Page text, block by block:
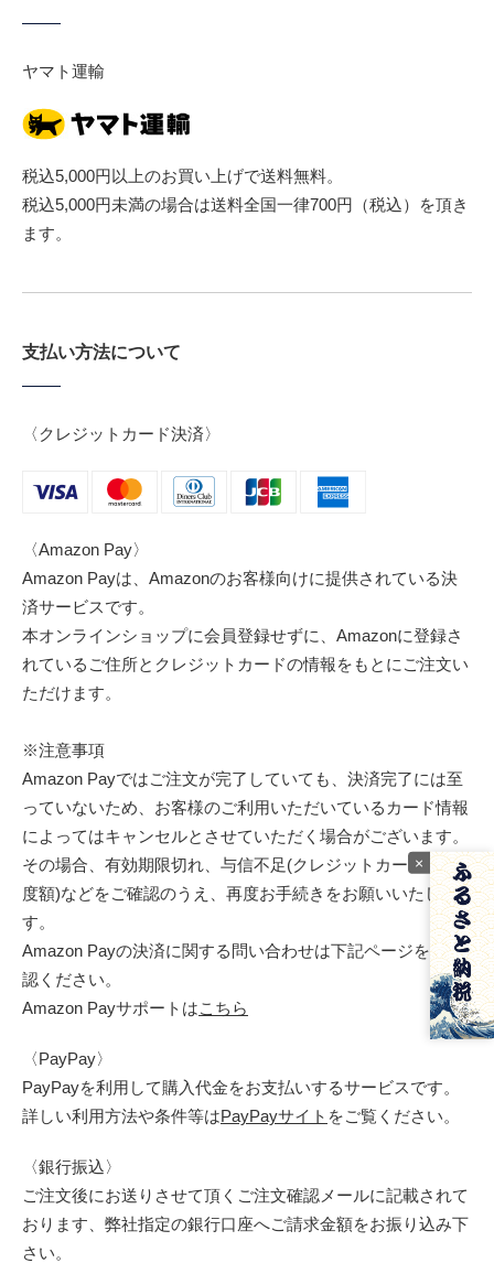
ヤマト運輸
税込5,000円以上のお買い上げで送料無料。
税込5,000円未満の場合は送料全国一律700円（税込）を頂き
ます。
支払い方法について
〈クレジットカード決済〉
〈Amazon Pay〉
Amazon Payは、Amazonのお客様向けに提供されている決
済サービスです。
本オンラインショップに会員登録せずに、Amazonに登録さ
れているご住所とクレジットカードの情報をもとにご注文い
ただけます。
※注意事項
Amazon Payではご注文が完了していても、決済完了には至
っていないため、お客様のご利用いただいているカード情報
によってはキャンセルとさせていただく場合がございます。
その場合、有効期限切れ、与信不足(クレジットカードの限
度額)などをご確認のうえ、再度お手続きをお願いいたしま
す。
Amazon Payの決済に関する問い合わせは下記ページをご確
認ください。
Amazon Payサポートはこちら
〈PayPay〉
PayPayを利用して購入代金をお支払いするサービスです。
詳しい利用方法や条件等はPayPayサイト をご覧ください。
〈銀行振込〉
ご注文後にお送りさせて頂くご注文確認メールに記載されて
おります、弊社指定の銀行口座へご請求金額をお振り込み下
さい。
×